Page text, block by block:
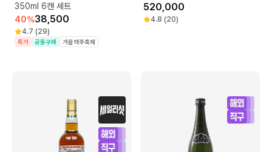
350ml 6캔 세트
40%38,500
4.7 (29)
특가 공동구매 가을맥주축제
520,000
4.8 (20)